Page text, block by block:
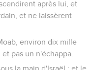
après lui, et
et ne laissèrent
environ dix mille
pas un n'échappa.
la main d'Israël ; et le